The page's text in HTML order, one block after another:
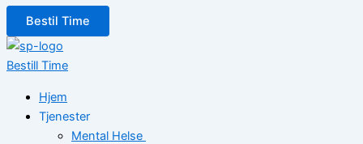
Bestil Time
Bestill Time
Hjem
Tjenester
Mental Helse